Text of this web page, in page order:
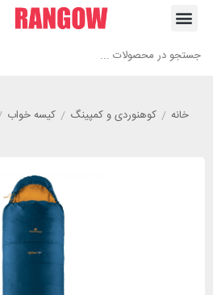
خانه/ کوهنوردی و کمپینگ/ کیسه خواب/